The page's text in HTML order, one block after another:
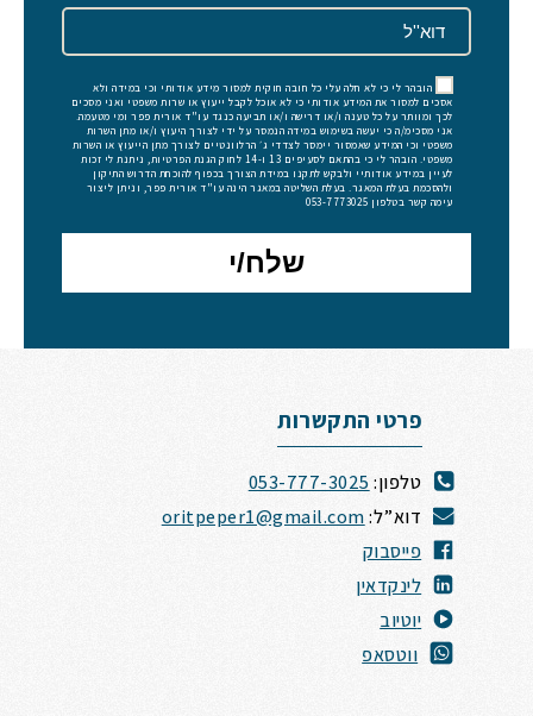
הובהר לי כי לא חלה עלי כל חובה חוקית למסור מידע אודותי וכי במידה ולא
אסכים למסור את המידע אודותי כי לא אוכל לקבל ייעוץ או שרות משפטי ואני מסכים
לכך ומוותר על כל טענה ו/או דרישה ו/או תביעה כנגד עו"ד אורית פפר ומי מטעמה.
אני מסכימ/ה כי יעשה בשימוש במידה הנמסר על ידי לצורך היעוץ ו/או מתן השרות
משפטי וכי המידע שאמסור יימסר לצדדי ג׳ הרלוונטיים לצורך מתן הייעוץ או השרות
משפטי. הובהר לי כי בהתאם לסעיפים 13 ו-14 לחוק הגנת הפרטיות, ניתנת לי זכות
לעיין במידע אודותיי ולבקש לתקנו במידת הצורך בכפוף להוכחת הדרוש התיקון
ולהסכמת בעלת המאגר. בעלת השליטה במאגר הינה עו"ד אורית פפר, וניתן ליצור
עימה קשר בטלפון 053-7773025
פרטי התקשרות
טלפון:053-777-3025
דוא”ל:oritpeper1@gmail.com
פייסבוק
לינקדאין
יוטיוב
ווטסאפ